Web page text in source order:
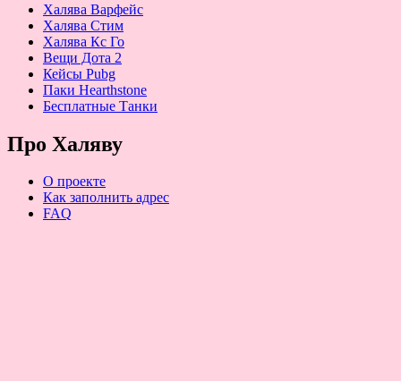
Халява Варфейс
Халява Стим
Халява Кс Го
Вещи Дота 2
Кейсы Pubg
Паки Hearthstone
Бесплатные Танки
Про Халяву
О проекте
Как заполнить адрес
FAQ